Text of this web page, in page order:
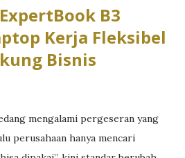
B3
Kerja Fleksibel
Bisnis
mengalami pergeseran yang
perusahaan hanya mencari